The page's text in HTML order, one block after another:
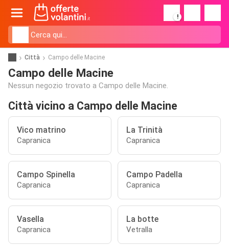
!
Città Campo delle Macine
Campo delle Macine
Nessun negozio trovato a Campo delle Macine.
Città vicino a Campo delle Macine
Vico matrino
Capranica
La Trinità
Capranica
Campo Spinella
Capranica
Campo Padella
Capranica
Vasella
Capranica
La botte
Vetralla